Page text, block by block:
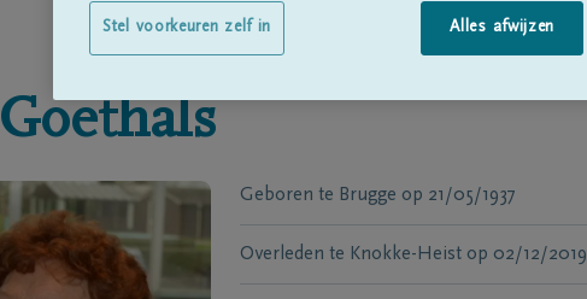
Goethals
Geboren te Brugge op 21/05/1937
Overleden te Knokke-Heist op 02/12/2019
Alles afwijzen
Stel voorkeuren zelf in